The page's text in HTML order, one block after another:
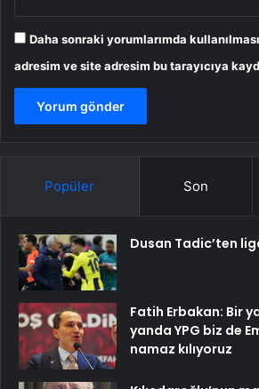
Daha sonraki yorumlarımda
adresim ve site adresim bu tarayıcıya
Popüler Son
Dusan Tadic’ten
Fatih Erbakan: Bir
yanda YPG biz de
namaz kılıyoruz